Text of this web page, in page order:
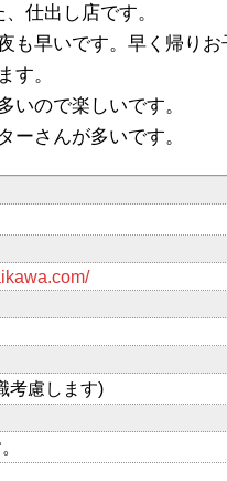
仕出し店です。
も早いです。早く帰りお
す。
いので楽しいです。
ーさんが多いです。
考慮します)